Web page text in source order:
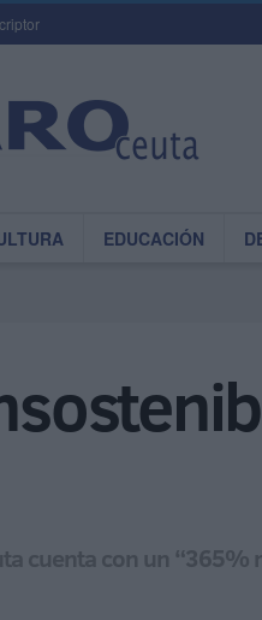
EDUCACIÓN
cuenta con un “365%